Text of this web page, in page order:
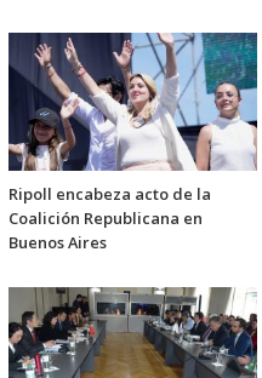
Ripoll encabeza acto de la
Coalición Republicana en
Buenos Aires